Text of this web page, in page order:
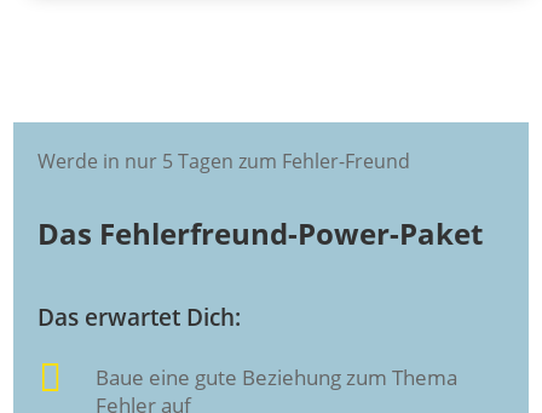
Werde in nur 5 Tagen zum Fehler-Freund
Das Fehlerfreund-Power-Paket
Das erwartet Dich:

Baue eine gute Beziehung zum Thema
Fehler auf